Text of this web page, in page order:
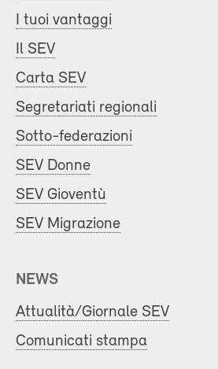
I tuoi vantaggi
Il SEV
Carta SEV
Segretariati regionali
Sotto-federazioni
SEV Donne
SEV Gioventù
SEV Migrazione
NEWS
Attualità/Giornale SEV
Comunicati stampa